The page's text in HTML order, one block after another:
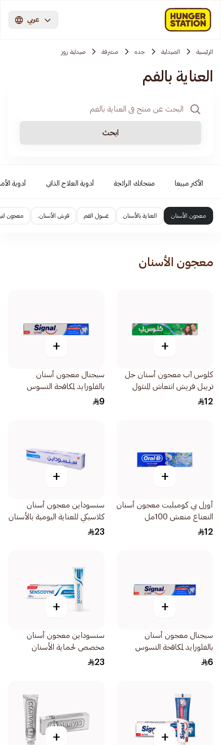
عربي
الرئيسية الصيدلية جده مشرفة صيدلية روز
العناية بالفم
ابحث
الأكثر مبيعا منتجاتك الرائجة أدوية العلاج الذاتي أدوية
معجون الأسنان العناية بالأسنان غسول الفم فرش الأسنان. معجون
معجون الأسنان
+
كلوس آب معجون أسنان جل
تريبل فريش انتعاش المنثول
120مل
12
+
سيجنال معجون أسنان
بالفلورايد لمكافحة التسوس
120مل
9
+
أورل بي كومبليت معجون أسنان
النعناع منعش 100مل
12
+
سنسوداين معجون أسنان
كلاسيكي للعناية اليومية بالأسنان
الحساسة وحمايتها 75مل
23
+
سيجنال معجون أسنان
بالفلورايد لمكافحة التسوس
50مل
6
+
سنسوداين معجون أسنان
مخصص لحماية الأسنان
الحساسة وانتعاش زائد حجم
23
+
+